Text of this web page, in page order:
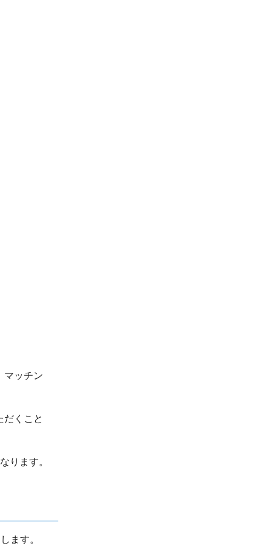
マッチン
だくこと
ります。
ます。